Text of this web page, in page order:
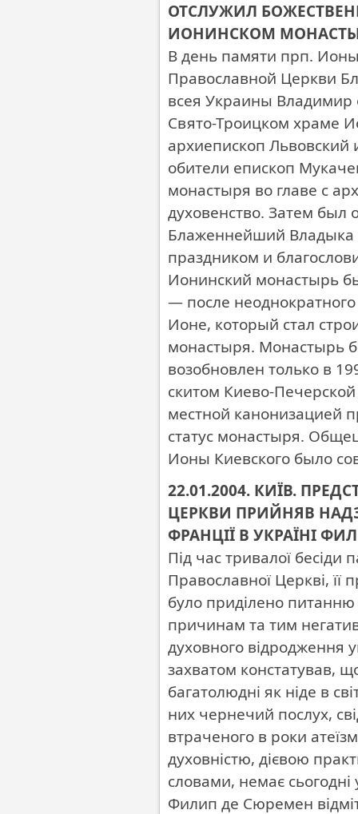
ОТСЛУЖИЛ
ИОНИНСКОМ
В день памяти прп.
Православной Церкви
всея Украины Владимир
Свято-Троицком храме
архиепископ Львовский
обители епископ
монастыря во главе с
духовенство. Затем был
Блаженнейший Владыка
праздником и
Ионинский монастырь
— после
Ионе, который стал
монастыря. Монастырь
возобновлен только в
скитом Киево-
местной канонизацией
статус монастыря.
Ионы Киевского было
22.01.2004. КИЇВ.
ЦЕРКВИ ПРИЙНЯВ
ФРАНЦІЇ В УКРАЇНІ
Під час тривалої бесіди
Православної Церкві,
було приділено питанню
причинам та тим
духовного відродження
захватом констатував,
багатолюдні як ніде в
них чернечий послух,
втраченого в роки
духовністю, дієвою
словами, немає сьогодні
Филип де Сюремен